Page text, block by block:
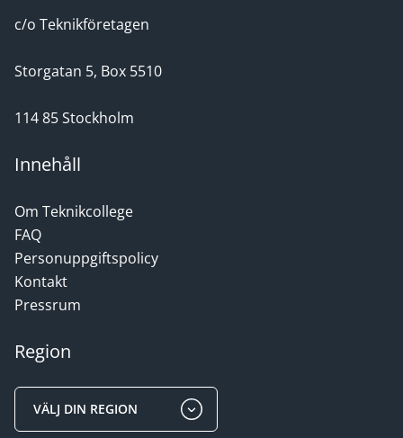
c/o Teknikföretagen
Storgatan 5, Box 5510
114 85 Stockholm
Innehåll
Om Teknikcollege
FAQ
Personuppgiftspolicy
Kontakt
Pressrum
Region
VÄLJ DIN REGION